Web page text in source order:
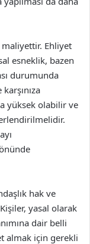
Ehliyet
esneklik, bazen
durumunda
yüksek olabilir ve
hak ve
yasal olarak
dair belli
almak için gerekli